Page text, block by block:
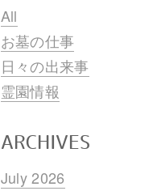
All
お墓の仕事
日々の出来事
霊園情報
ARCHIVES
July 2026